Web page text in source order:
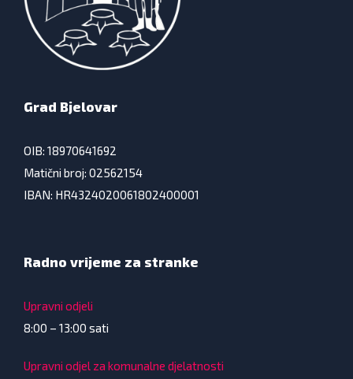
Grad Bjelovar
OIB: 18970641692
Matični broj: 02562154
IBAN: HR4324020061802400001
Radno vrijeme za stranke
Upravni odjeli
8:00 – 13:00 sati
Upravni odjel za komunalne djelatnosti